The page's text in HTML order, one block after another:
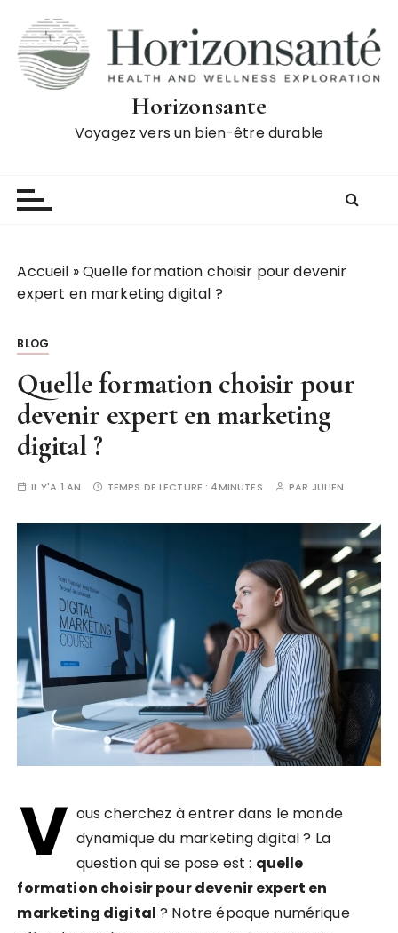
Horizonsante
Voyagez vers un bien-être durable
Accueil »Quelle formation choisir pour devenir
expert en marketing digital ?
BLOG
Quelle formation choisir pour
devenir expert en marketing
digital ?
IL Y'A 1 AN TEMPS DE LECTURE : 4MINUTES PAR JULIEN
V ous cherchez à entrer dans le monde
dynamique du marketing digital ? La
question qui se pose est : quelle
formation choisir pour devenir expert en
marketing digital ? Notre époque numérique